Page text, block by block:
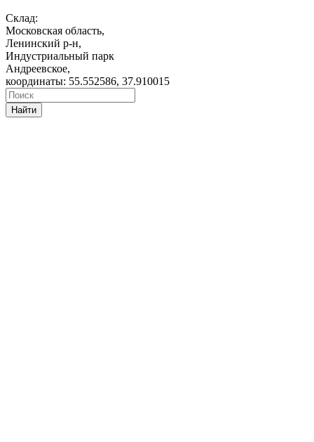
Склад:
Московская область,
Ленинский р-н,
Индустриальный парк
Андреевское,
координаты: 55.552586, 37.910015
Найти